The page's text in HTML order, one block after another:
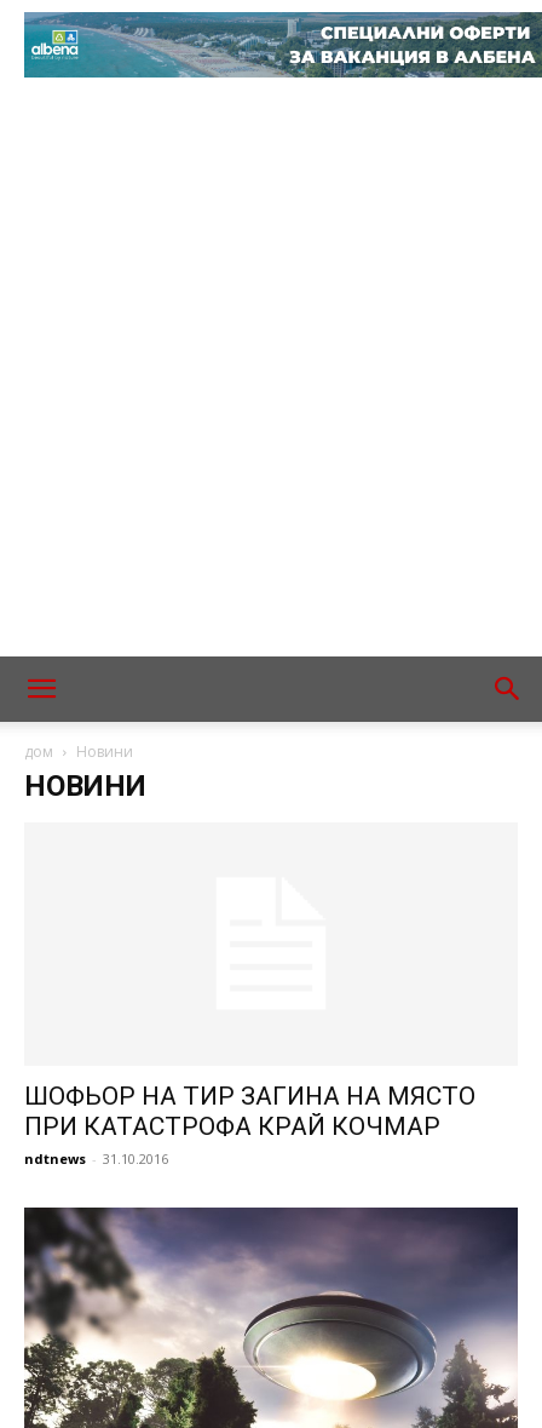
дом Новини
НОВИНИ
ШОФЬОР НА ТИР ЗАГИНА НА МЯСТО
ПРИ КАТАСТРОФА КРАЙ КОЧМАР
ndtnews - 31.10.2016